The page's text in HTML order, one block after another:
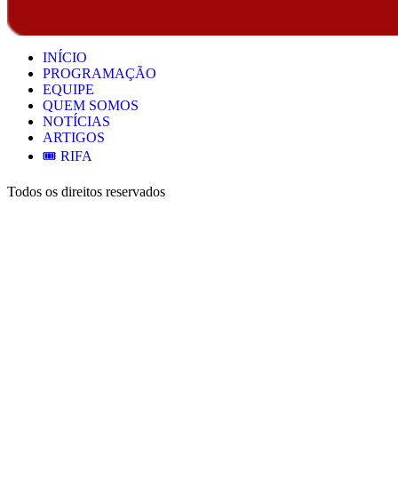
INÍCIO
PROGRAMAÇÃO
EQUIPE
QUEM SOMOS
NOTÍCIAS
ARTIGOS
🎟️ RIFA
Todos os direitos reservados